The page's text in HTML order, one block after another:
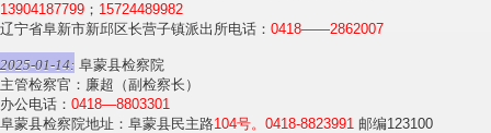
13904187799 ； 15724489982
辽宁省阜新市新邱区长营子镇派出所电话： 0418——2862007
2025-01-14: 阜蒙县检察院
主管检察官：廉超（副检察长）
办公电话： 0418—8803301
阜蒙县检察院地址：阜蒙县民主路104号。0418-8823991 邮编123100